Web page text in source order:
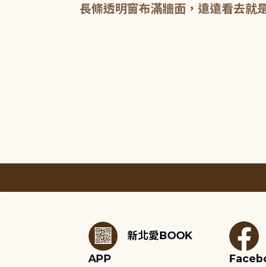
長條透明窗布滿牆面，遠遠看去就
新北愛BOOK
APP